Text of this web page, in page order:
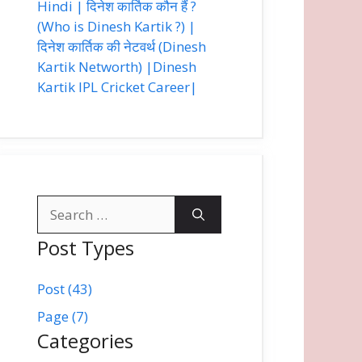
Hindi | दिनेश कार्तिक कौन हैं ?
(Who is Dinesh Kartik ?) |
दिनेश कार्तिक की नेटवर्थ (Dinesh
Kartik Networth) |Dinesh
Kartik IPL Cricket Career|
for:
Post Types
Post (43)
Page (7)
Categories